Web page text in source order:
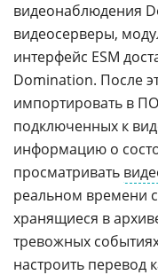
видеонаблюдения
видеосерверы,
интерфейс ESM
Domination. После
импортировать в
подключенных к
информацию о
просматривать
реальном времени с
хранящиеся в
тревожных
настроить